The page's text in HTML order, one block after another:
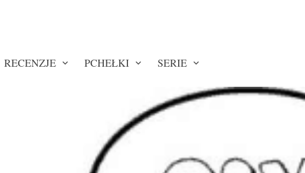
RECENZJE PCHEŁKI SERIE